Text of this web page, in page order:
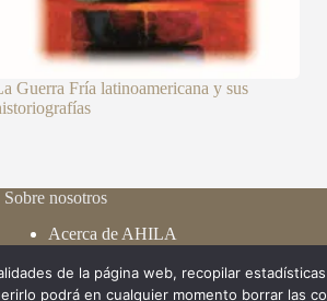
Guerra Fría latinoamericana y sus
Sobre nosotros
Acerca de AHILA
Estatutos y reglamento
de la página web, recopilar
podrá en cualquier momento borrar las